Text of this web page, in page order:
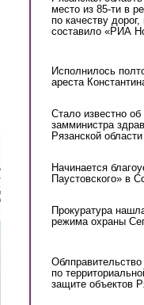
место из 85-ти в
по качеству дорог,
составило «РИА
Исполнилось
ареста
Стало известно об
замминистра
Рязанской области
Начинается
Паустовского» в
Прокуратура
режима охраны
Облправительство
по
защите объектов